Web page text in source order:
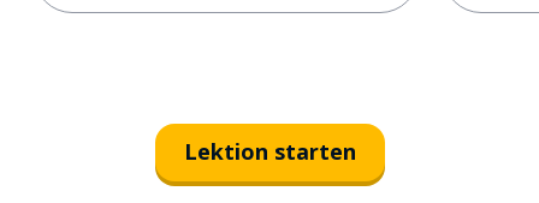
Lektion starten